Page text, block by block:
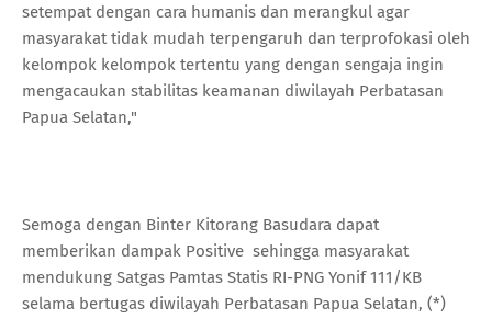
setempat dengan cara humanis dan merangkul agar
masyarakat tidak mudah terpengaruh dan terprofokasi oleh
kelompok kelompok tertentu yang dengan sengaja ingin
mengacaukan stabilitas keamanan diwilayah Perbatasan
Papua Selatan,"
Semoga dengan Binter Kitorang Basudara dapat
memberikan dampak Positive sehingga masyarakat
mendukung Satgas Pamtas Statis RI-PNG Yonif 111/KB
selama bertugas diwilayah Perbatasan Papua Selatan, (*)